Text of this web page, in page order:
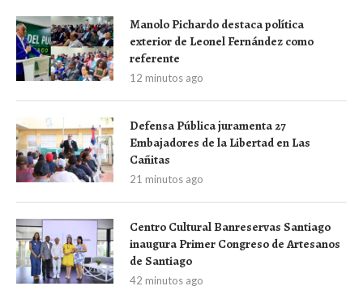
Manolo Pichardo destaca política
exterior de Leonel Fernández como
referente
12 minutos ago
Defensa Pública juramenta 27
Embajadores de la Libertad en Las
Cañitas
21 minutos ago
Centro Cultural Banreservas Santiago
inaugura Primer Congreso de Artesanos
de Santiago
42 minutos ago